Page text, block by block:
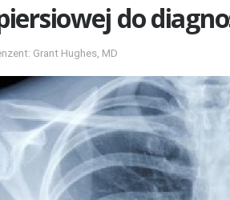
do
Grant Hughes, MD